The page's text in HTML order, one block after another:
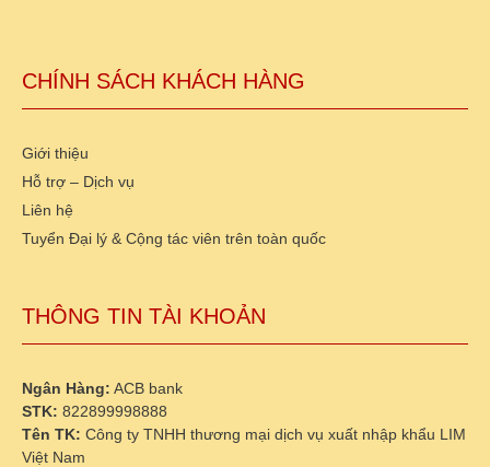
CHÍNH SÁCH KHÁCH HÀNG
Giới thiệu
Hỗ trợ – Dịch vụ
Liên hệ
Tuyển Đại lý & Cộng tác viên trên toàn quốc
THÔNG TIN TÀI KHOẢN
Ngân Hàng: ACB bank
STK: 822899998888
Tên TK: Công ty TNHH thương mại dịch vụ xuất nhập khẩu LIM
Việt Nam